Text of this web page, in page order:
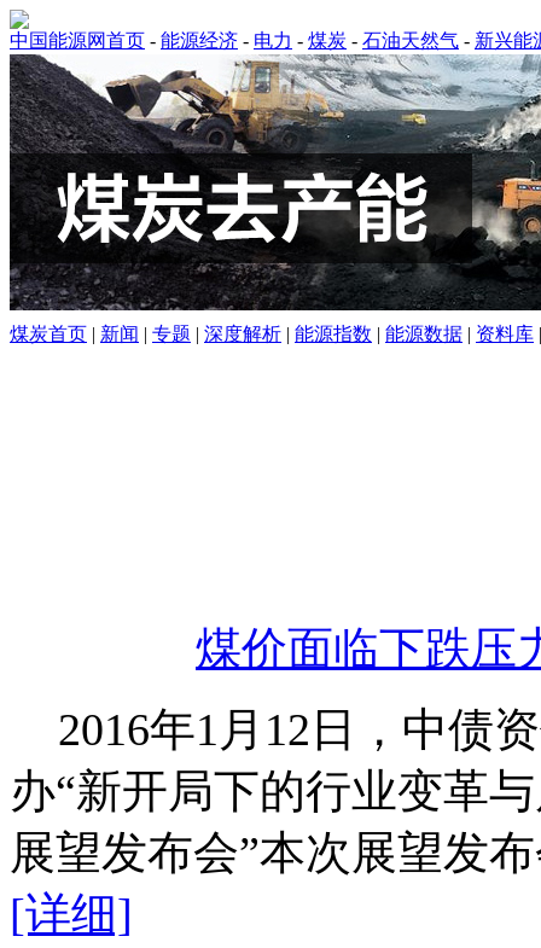
中国能源网首页 - 能源经济 - 电力 - 煤炭 - 石油天然气 - 新兴能
煤炭首页 | 新闻 | 专题 | 深度解析 | 能源指数 | 能源数据 | 资料库
煤价面临下跌压
2016年1月12日，中债
办“新开局下的行业变革
展望发布会”本次展望发
[详细]